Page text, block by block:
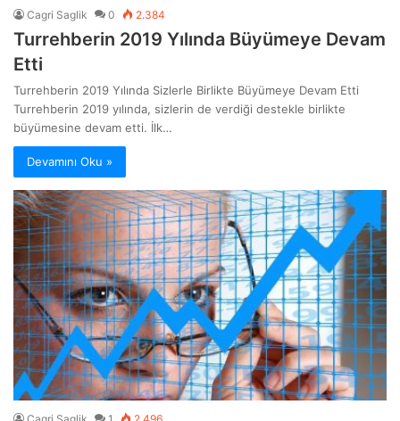
Cagri Saglik 0 2.384
Turrehberin 2019 Yılında Büyümeye Devam
Etti
Turrehberin 2019 Yılında Sizlerle Birlikte Büyümeye Devam Etti
Turrehberin 2019 yılında, sizlerin de verdiği destekle birlikte
büyümesine devam etti. İlk…
Devamını Oku »